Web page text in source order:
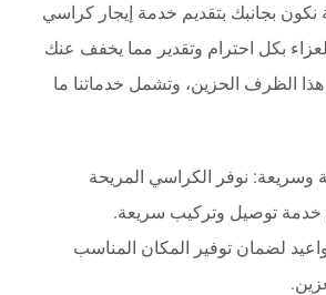
نكون بجانبك بتقديم خدمة إيجار كراسي
بكل احترام وتقدير مما يخفف عنك
الظرف الحزين، وتشمل خدماتنا ما
وسريعة: نوفر الكراسي المريحة
خدمة توصيل وتركيب سريعة.
لضمان توفير المكان المناسب